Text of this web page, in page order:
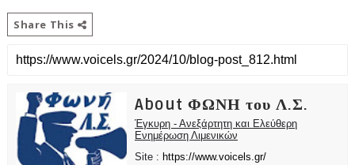
Share This
About ΦΩΝΗ του Λ.Σ.
Έγκυρη - Ανεξάρτητη και Ελεύθερη
Ενημέρωση Λιμενικών
Site : https://www.voicels.gr/